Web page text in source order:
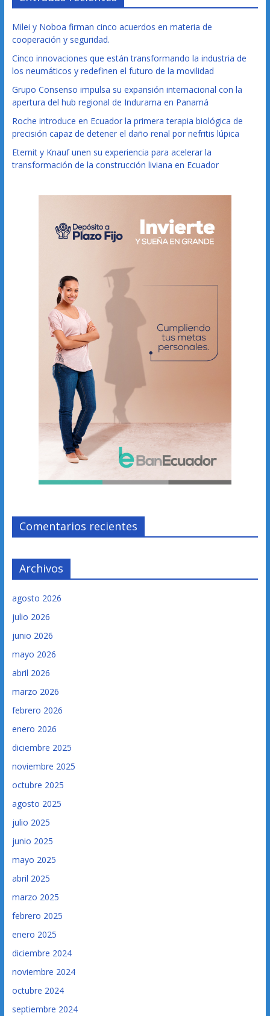
Milei y Noboa firman cinco acuerdos en materia de
cooperación y seguridad.
Cinco innovaciones que están transformando la industria de
los neumáticos y redefinen el futuro de la movilidad
Grupo Consenso impulsa su expansión internacional con la
apertura del hub regional de Indurama en Panamá
Roche introduce en Ecuador la primera terapia biológica de
precisión capaz de detener el daño renal por nefritis lúpica
Eternit y Knauf unen su experiencia para acelerar la
transformación de la construcción liviana en Ecuador
Comentarios recientes
Archivos
agosto 2026
julio 2026
junio 2026
mayo 2026
abril 2026
marzo 2026
febrero 2026
enero 2026
diciembre 2025
noviembre 2025
octubre 2025
agosto 2025
julio 2025
junio 2025
mayo 2025
abril 2025
marzo 2025
febrero 2025
enero 2025
diciembre 2024
noviembre 2024
octubre 2024
septiembre 2024